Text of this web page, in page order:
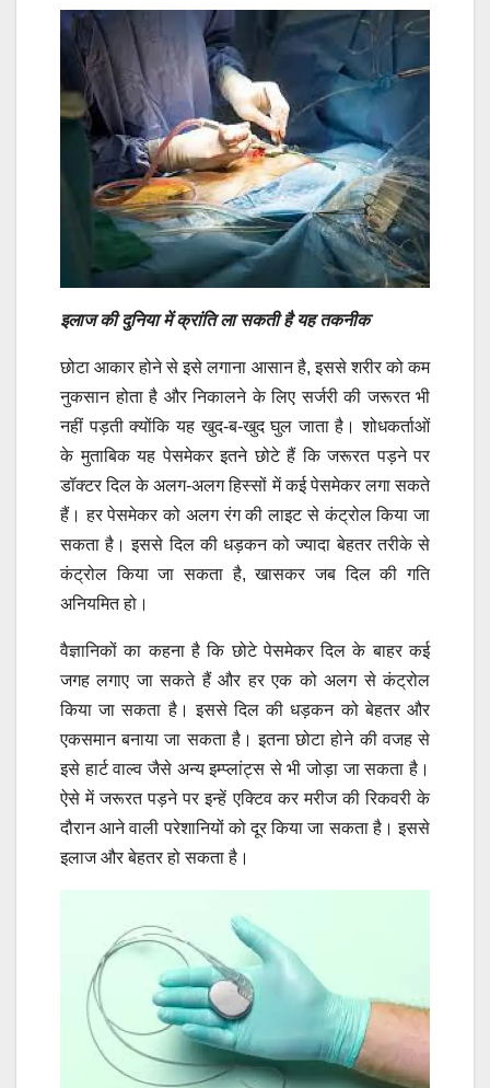
इलाज की दुनिया में क्रांति ला सकती है यह तकनीक
छोटा आकार होने से इसे लगाना आसान है, इससे शरीर को कम
नुकसान होता है और निकालने के लिए सर्जरी की जरूरत भी
नहीं पड़ती क्योंकि यह खुद-ब-खुद घुल जाता है। शोधकर्ताओं
के मुताबिक यह पेसमेकर इतने छोटे हैं कि जरूरत पड़ने पर
डॉक्टर दिल के अलग-अलग हिस्सों में कई पेसमेकर लगा सकते
हैं। हर पेसमेकर को अलग रंग की लाइट से कंट्रोल किया जा
सकता है। इससे दिल की धड़कन को ज्यादा बेहतर तरीके से
कंट्रोल किया जा सकता है, खासकर जब दिल की गति
अनियमित हो।
वैज्ञानिकों का कहना है कि छोटे पेसमेकर दिल के बाहर कई
जगह लगाए जा सकते हैं और हर एक को अलग से कंट्रोल
किया जा सकता है। इससे दिल की धड़कन को बेहतर और
एकसमान बनाया जा सकता है। इतना छोटा होने की वजह से
इसे हार्ट वाल्व जैसे अन्य इम्प्लांट्स से भी जोड़ा जा सकता है।
ऐसे में जरूरत पड़ने पर इन्हें एक्टिव कर मरीज की रिकवरी के
दौरान आने वाली परेशानियों को दूर किया जा सकता है। इससे
इलाज और बेहतर हो सकता है।